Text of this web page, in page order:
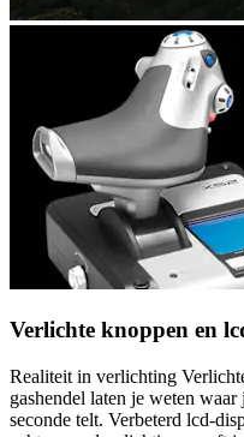
Verlichte knoppen en
Realiteit in verlichting
gashendel laten je weten
seconde telt. Verbeterd lcd-